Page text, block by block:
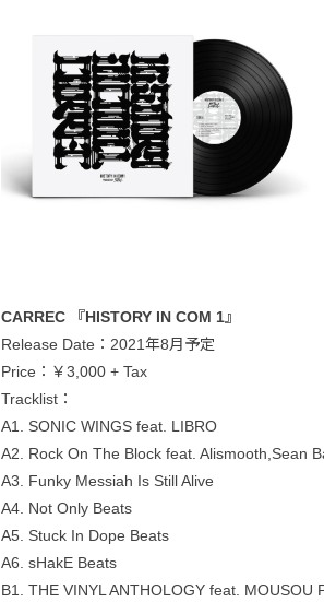
CARREC 『HISTORY IN COM 1』
Release Date：2021年8月予定
Price：￥3,000 + Tax
Tracklist：
A1. SONIC WINGS feat. LIBRO
A2. Rock On The Block feat. Alismooth,Sean
A3. Funky Messiah Is Still Alive
A4. Not Only Beats
A5. Stuck In Dope Beats
A6. sHakE Beats
B1. THE VINYL ANTHOLOGY feat. MOUSOU